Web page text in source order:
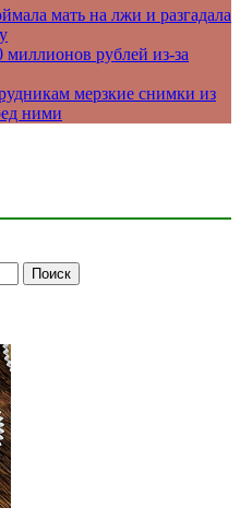
мать на лжи и разгадала
рублей из-за
мерзкие снимки из
ними